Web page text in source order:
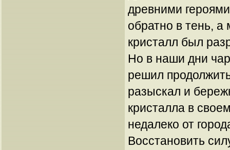
древними
обратно в тень,
кристалл был
Но в наши дни
решил
разыскал и
кристалла в
недалеко от
Восстановить